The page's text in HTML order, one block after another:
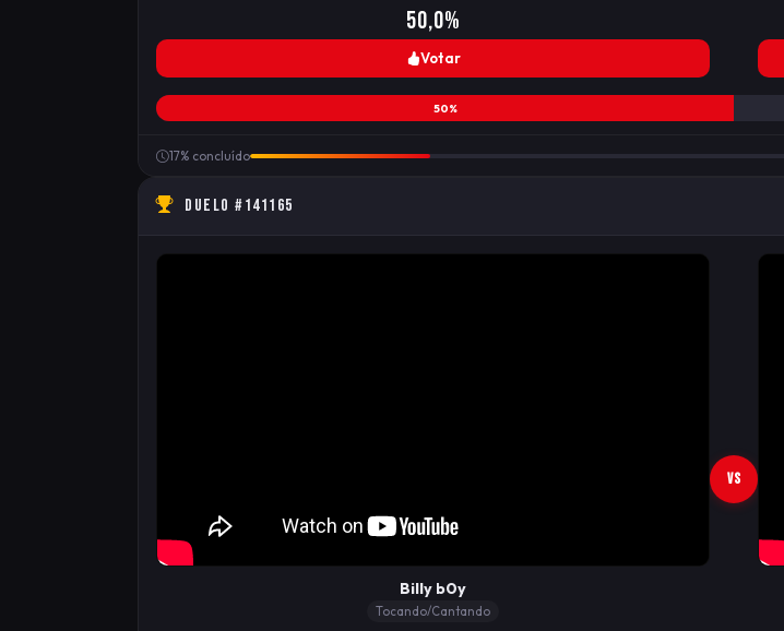
50,0%
Votar
50%
17% concluído
DUELO #141165
Billy b0y
Tocando/Cantando
VS